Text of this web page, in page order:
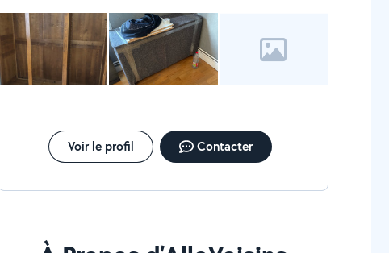
Voir le profil Contacter